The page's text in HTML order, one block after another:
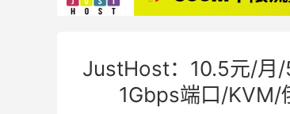
JustHost：10.5元/月
1Gbps端口/KVM/